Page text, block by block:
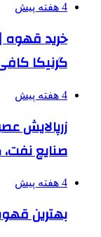
4 هفته پیش
خرید قهوه
گرنیکا
4 هفته پیش
صنایع
4 هفته پیش
بهترین